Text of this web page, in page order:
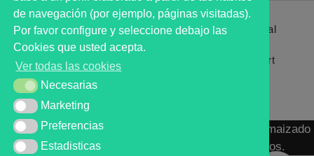
Primer analista bursátil automatizado profesional
que ayuda a la decisión | First automated stock
markets analyst software as a desission support
system.
MARKT ADVISOR ® 2016 :: Análisis Bursátil Automaizado
de Activos Cotizados en Mercados Organizados.
de navegación (por ejemplo, páginas visitadas).
Por favor configure y seleccione debajo las
Cookies que usted acepta.
Ver todas las cookies
NecesariasNecesarias
MarketingMarketing
Preferencias
Preferencias
Estadisticas
Estadisticas